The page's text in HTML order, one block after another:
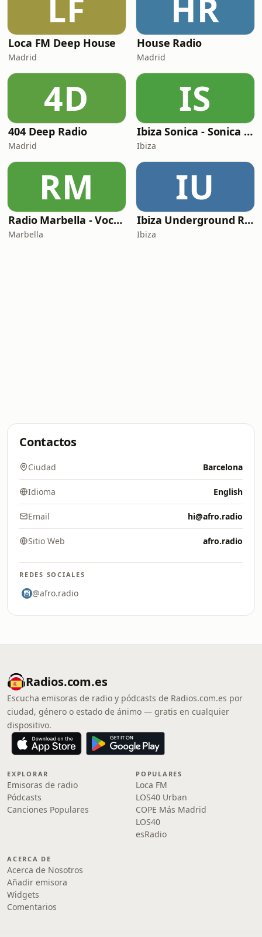
LF
Loca FM Deep House
Madrid
HR
House Radio
Madrid
4D
404 Deep Radio
Madrid
IS
Ibiza Sonica - Sonica House
Ibiza
RM
Radio Marbella - Vocal Deep House
Marbella
IU
Ibiza Underground Radio
Ibiza
Contactos
Ciudad Barcelona
Idioma English
Email hi@afro.radio
Sitio Web afro.radio
REDES SOCIALES
@afro.radio
Radios.com.es
Escucha emisoras de radio y pódcasts de Radios.com.es por
ciudad, género o estado de ánimo — gratis en cualquier
dispositivo.
EXPLORAR
Emisoras de radio
Pódcasts
Canciones Populares
POPULARES
Loca FM
LOS40 Urban
COPE Más Madrid
LOS40
esRadio
ACERCA DE
Acerca de Nosotros
Añadir emisora
Widgets
Comentarios